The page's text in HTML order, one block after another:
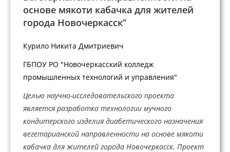
основе мякоти кабачка для жителей
города Новочеркасск”
Курило Никита Дмитриевич
ГБПОУ РО "Новочеркасский колледж
промышленных технологий и управления"
Целью научно-исследовательского проекта
является разработка технологии мучного
кондитерского изделия диабетического назначения
вегетарианской направленности на основе мякоти
кабачка для жителей города Новочеркасск. Проект